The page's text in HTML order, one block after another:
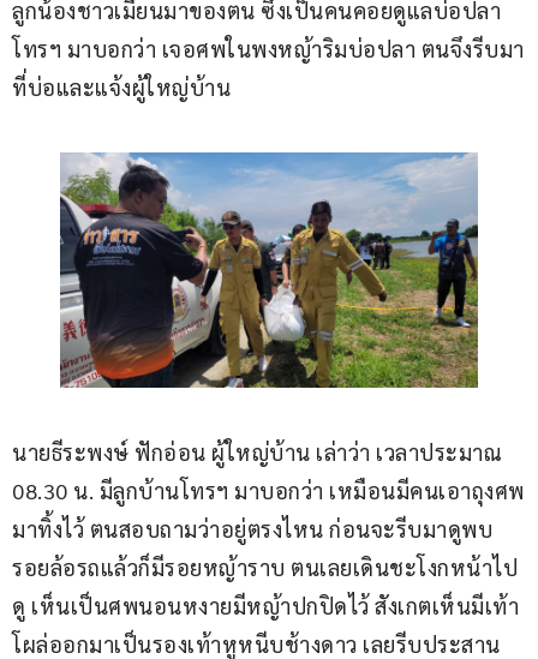
ลูกน้องชาวเมียนมาของตน ซึ่งเป็นคนคอยดูแลบ่อปลา
โทรฯ มาบอกว่า เจอศพในพงหญ้าริมบ่อปลา ตนจึงรีบมา
ที่บ่อและแจ้งผู้ใหญ่บ้าน
นายธีระพงษ์ ฟักอ่อน ผู้ใหญ่บ้าน เล่าว่า เวลาประมาณ
08.30 น. มีลูกบ้านโทรฯ มาบอกว่า เหมือนมีคนเอาถุงศพ
มาทิ้งไว้ ตนสอบถามว่าอยู่ตรงไหน ก่อนจะรีบมาดูพบ
รอยล้อรถแล้วก็มีรอยหญ้าราบ ตนเลยเดินชะโงกหน้าไป
ดู เห็นเป็นศพนอนหงายมีหญ้าปกปิดไว้ สังเกตเห็นมีเท้า
โผล่ออกมาเป็นรองเท้าหูหนีบช้างดาว เลยรีบประสาน